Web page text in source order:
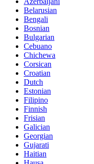
Belarusian
Bengali
Bosnian
Bulgarian
Cebuano
Chichewa
Corsican
Croatian
Dutch
Estonian
Filipino
Finnish
Frisian
Galician
Georgian
Gujarati
Haitian